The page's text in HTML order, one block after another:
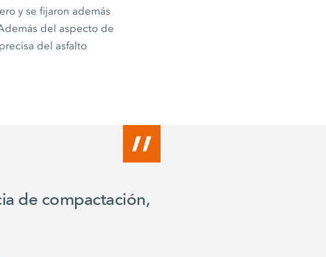
y se fijaron además
del aspecto de
del asfalto
de compactación,